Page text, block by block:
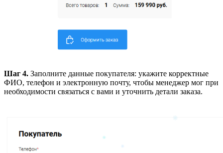
Шаг 4. Заполните данные покупателя: укажите корректные
ФИО, телефон и электронную почту, чтобы менеджер мог при
необходимости связаться с вами и уточнить детали заказа.